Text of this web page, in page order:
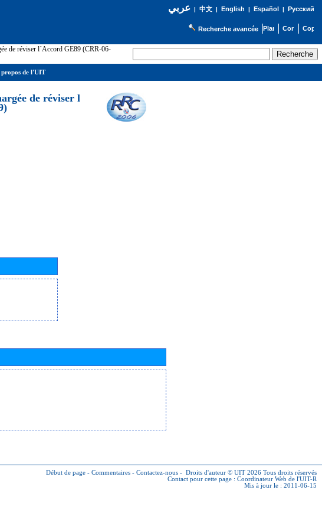
عربي| 中文| English | Español | Русский
Recherche avancée
de réviser l´Accord GE89 (CRR-06-
de réviser l
Début de page - Commentaires - Contactez-nous - Droits d'auteur © UIT 2026 Tous droits réservés
Contact pour cette page : Coordinateur Web de l'UIT-R
Mis à jour le : 2011-06-15
propos de l'UIT